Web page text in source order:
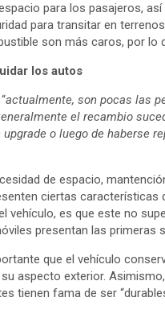
para los pasajeros,
para transitar en
son más caros, por lo
los autos
actualmente, son pocas las
el recambio
o luego de haberse
de espacio,
ciertas características
vehículo, es que este no
presentan las primeras
que el vehículo
aspecto exterior.
tienen fama de ser